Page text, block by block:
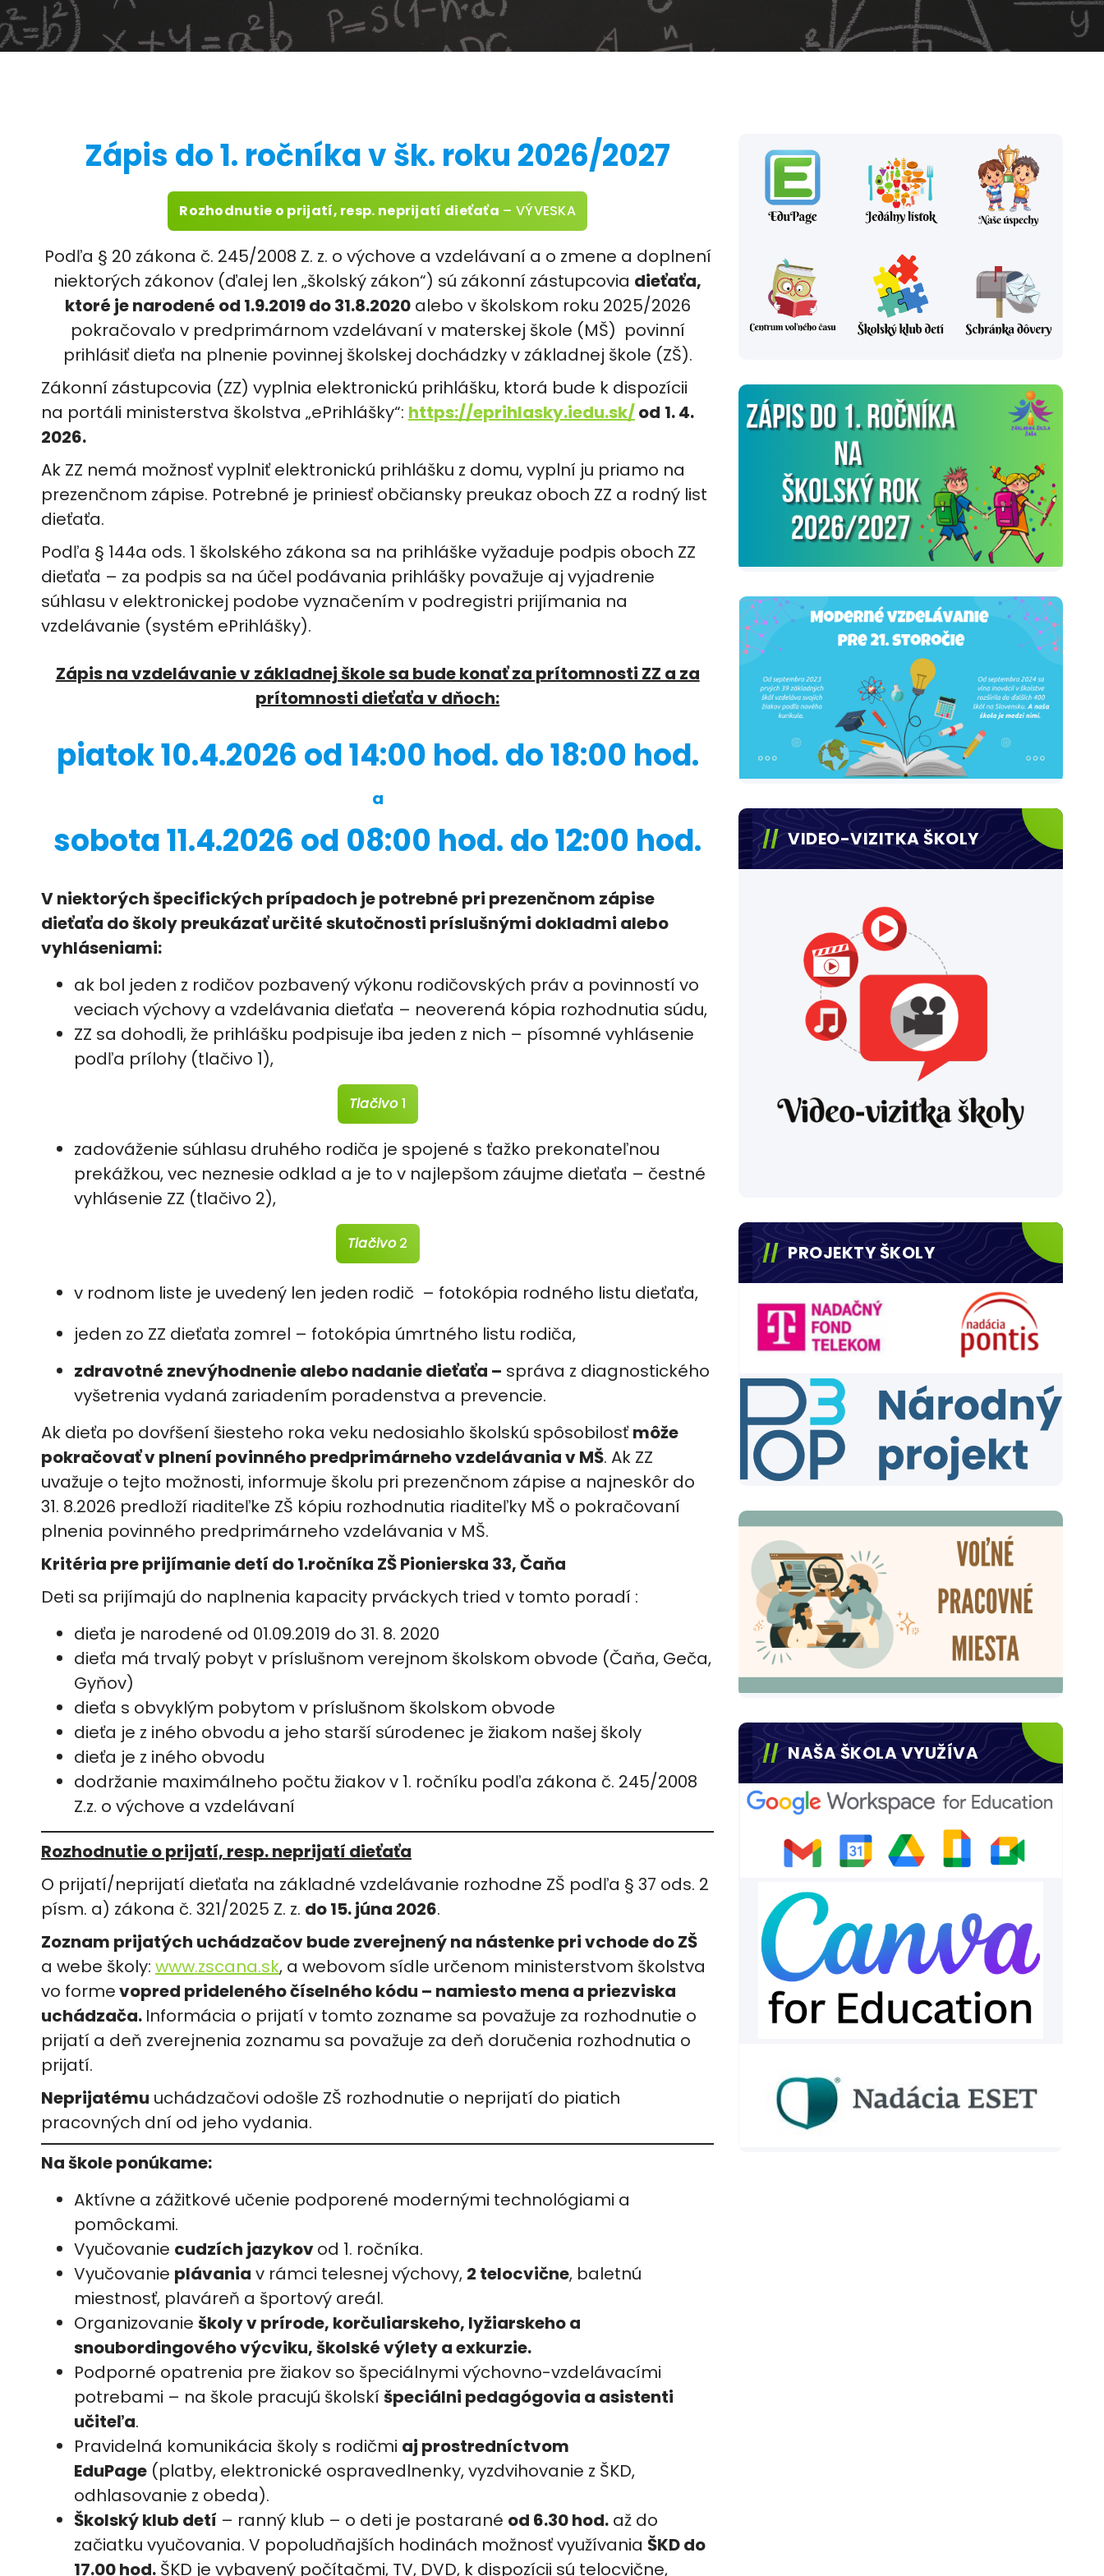
Zápis do 1. ročníka v šk. roku 2026/2027
Rozhodnutie o prijatí, resp. neprijatí dieťaťa – VÝVESKA
Podľa § 20 zákona č. 245/2008 Z. z. o výchove a vzdelávaní a o zmene a doplnení
niektorých zákonov (ďalej len „školský zákon“) sú zákonní zástupcovia dieťaťa,
ktoré je narodené od 1.9.2019 do 31.8.2020alebo v školskom roku 2025/2026
pokračovalo v predprimárnom vzdelávaní v materskej škole (MŠ) povinní
prihlásiť dieťa na plnenie povinnej školskej dochádzky v základnej škole (ZŠ).
Zákonní zástupcovia (ZZ) vyplnia elektronickú prihlášku, ktorá bude k dispozícii
na portáli ministerstva školstva „ePrihlášky“: https://eprihlasky.iedu.sk/od 1. 4.
2026.
Ak ZZ nemá možnosť vyplniť elektronickú prihlášku z domu, vyplní ju priamo na
prezenčnom zápise. Potrebné je priniesť občiansky preukaz oboch ZZ a rodný list
dieťaťa.
Podľa § 144a ods. 1 školského zákona sa na prihláške vyžaduje podpis oboch ZZ
dieťaťa – za podpis sa na účel podávania prihlášky považuje aj vyjadrenie
súhlasu v elektronickej podobe vyznačením v podregistri prijímania na
vzdelávanie (systém ePrihlášky).
Zápis na vzdelávanie v základnej škole sa bude konať za prítomnosti ZZ a za
prítomnosti dieťaťa v dňoch:
piatok 10.4.2026 od 14:00 hod. do 18:00 hod.
a
sobota 11.4.2026 od 08:00 hod. do 12:00 hod.
V niektorých špecifických prípadoch je potrebné pri prezenčnom zápise
dieťaťa do školy preukázať určité skutočnosti príslušnými dokladmi alebo
vyhláseniami:
ak bol jeden z rodičov pozbavený výkonu rodičovských práv a povinností vo
veciach výchovy a vzdelávania dieťaťa – neoverená kópia rozhodnutia súdu,
ZZ sa dohodli, že prihlášku podpisuje iba jeden z nich – písomné vyhlásenie
podľa prílohy (tlačivo 1),
Tlačivo1
zadováženie súhlasu druhého rodiča je spojené s ťažko prekonateľnou
prekážkou, vec neznesie odklad a je to v najlepšom záujme dieťaťa – čestné
vyhlásenie ZZ (tlačivo 2),
Tlačivo2
v rodnom liste je uvedený len jeden rodič – fotokópia rodného listu dieťaťa,
jeden zo ZZ dieťaťa zomrel – fotokópia úmrtného listu rodiča,
zdravotné znevýhodnenie alebo nadanie dieťaťa – správa z diagnostického
vyšetrenia vydaná zariadením poradenstva a prevencie.
Ak dieťa po dovŕšení šiesteho roka veku nedosiahlo školskú spôsobilosťmôže
pokračovať v plnení povinného predprimárneho vzdelávania v MŠ. Ak ZZ
uvažuje o tejto možnosti, informuje školu pri prezenčnom zápise a najneskôr do
31. 8.2026 predloží riaditeľke ZŠ kópiu rozhodnutia riaditeľky MŠ o pokračovaní
plnenia povinného predprimárneho vzdelávania v MŠ.
Kritéria pre prijímanie detí do 1.ročníka ZŠ Pionierska 33, Čaňa
Deti sa prijímajú do naplnenia kapacity prváckych tried v tomto poradí :
dieťa je narodené od 01.09.2019 do 31. 8. 2020
dieťa má trvalý pobyt v príslušnom verejnom školskom obvode (Čaňa, Geča,
Gyňov)
dieťa s obvyklým pobytom v príslušnom školskom obvode
dieťa je z iného obvodu a jeho starší súrodenec je žiakom našej školy
dieťa je z iného obvodu
dodržanie maximálneho počtu žiakov v 1. ročníku podľa zákona č. 245/2008
Z.z. o výchove a vzdelávaní
Rozhodnutie o prijatí, resp. neprijatí dieťaťa
O prijatí/neprijatí dieťaťa na základné vzdelávanie rozhodne ZŠ podľa § 37 ods. 2
písm. a) zákona č. 321/2025 Z. z. do 15. júna 2026.
Zoznam prijatých uchádzačov bude zverejnený na nástenke pri vchode do ZŠ
a webe školy: www.zscana.sk, a webovom sídle určenom ministerstvom školstva
vo formevopred prideleného číselného kódu – namiesto mena a priezviska
uchádzača. Informácia o prijatí v tomto zozname sa považuje za rozhodnutie o
prijatí a deň zverejnenia zoznamu sa považuje za deň doručenia rozhodnutia o
prijatí.
Neprijatému uchádzačovi odošle ZŠ rozhodnutie o neprijatí do piatich
pracovných dní od jeho vydania.
Na škole ponúkame:
Aktívne a zážitkové učenie podporené modernými technológiami a
pomôckami.
Vyučovanie cudzích jazykovod 1. ročníka.
Vyučovanie plávania v rámci telesnej výchovy, 2 telocvične, baletnú
miestnosť, plaváreň a športový areál.
Organizovanie školy v prírode, korčuliarskeho, lyžiarskeho a
snoubordingového výcviku, školské výlety a exkurzie.
Podporné opatrenia pre žiakov so špeciálnymi výchovno-vzdelávacími
potrebami – na škole pracujú školskí špeciálni pedagógovia a asistenti
učiteľa.
Pravidelná komunikácia školy s rodičmi aj prostredníctvom
EduPage (platby, elektronické ospravedlnenky, vyzdvihovanie z ŠKD,
odhlasovanie z obeda).
Školský klub detí – ranný klub – o deti je postarané od 6.30 hod. až do
začiatku vyučovania. V popoludňajších hodinách možnosť využívania ŠKD do
17.00 hod. ŠKD je vybavený počítačmi, TV, DVD, k dispozícii sú telocvične,
VIDEO-VIZITKA ŠKOLY
PROJEKTY ŠKOLY
NAŠA ŠKOLA VYUŽÍVA